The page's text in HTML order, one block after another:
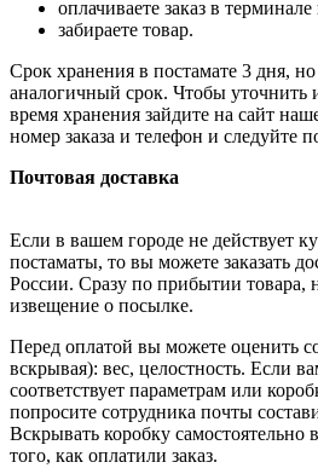
оплачиваете заказ в терминале
забираете товар.
Срок хранения в постамате 3 дня,
аналогичный срок. Чтобы
время хранения зайдите на сайт
номер заказа и телефон и следуйте
Почтовая доставка
Если в вашем городе не действует
постаматы, то вы можете заказать
России. Сразу по прибытии товара,
извещение о посылке.
Перед оплатой вы можете оценить
вскрывая): вес, целостность. Если
соответствует параметрам или
попросите сотрудника почты
Вскрывать коробку самостоятельно
того, как оплатили заказ.